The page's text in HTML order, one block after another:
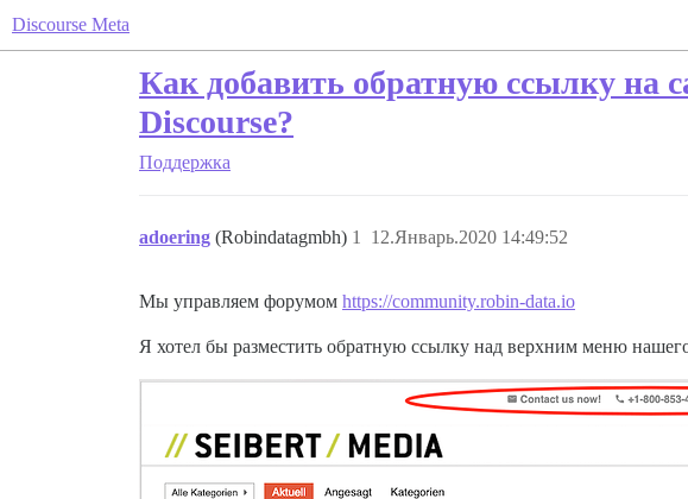
Discourse Meta
Как добавить обратную ссылку на
Discourse?
Поддержка
adoering (Robindatagmbh) 12.Январь.2020 14:49:52
1
Мы управляем форумом https://community.robin-data.io
Я хотел бы разместить обратную ссылку над верхним меню